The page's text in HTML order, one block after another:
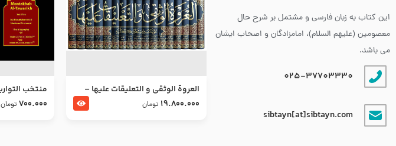
این کتاب به زبان فارسی و مشتمل بر شرح حال
معصومین (علیهم السلام)، امامزادگان و اصحاب ایشان
می باشد.
025-37703330
sibtayn[at]sibtayn.com
العروة الوثقى و التعليقات عليها –
طرح جدید
19.800.000 تومان
منتخب
جعفر صادق
700.000 تومان